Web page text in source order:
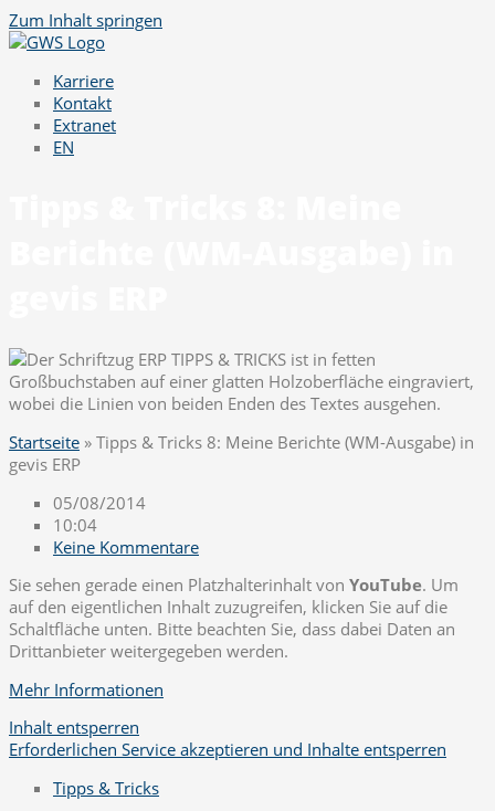
Zum Inhalt springen
Karriere
Kontakt
Extranet
EN
Startseite » Tipps & Tricks 8: Meine Berichte (WM-Ausgabe) in
gevis ERP
05/08/2014
10:04
Keine Kommentare
Sie sehen gerade einen Platzhalterinhalt von YouTube. Um
auf den eigentlichen Inhalt zuzugreifen, klicken Sie auf die
Schaltfläche unten. Bitte beachten Sie, dass dabei Daten an
Drittanbieter weitergegeben werden.
Mehr Informationen
Inhalt entsperren
Erforderlichen Service akzeptieren und Inhalte entsperren
Tipps & Tricks